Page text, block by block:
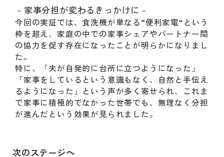
－家事分担が変わるきっかけに－
今回の実証では、食洗機が単なる”便利家電“という
枠を超え、家庭の中での家事シェアやパートナー間
の協力を促す存在になったことが明らかになりまし
た。
特に、「夫が自発的に台所に立つようになった」
「家事をしているという意識もなく、自然と手伝え
るようになった」という声が多く寄せられ、これま
で家事に積極的でなかった世帯でも、無理なく分担
が進んだという効果が見られました。
次のステージへ